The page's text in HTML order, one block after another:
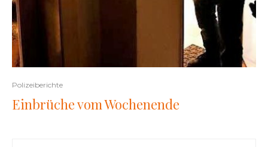
Polizeiberichte
Einbrüche vom Wochenende